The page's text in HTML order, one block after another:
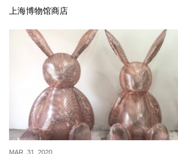
上海博物馆商店
MAR, 31, 2020